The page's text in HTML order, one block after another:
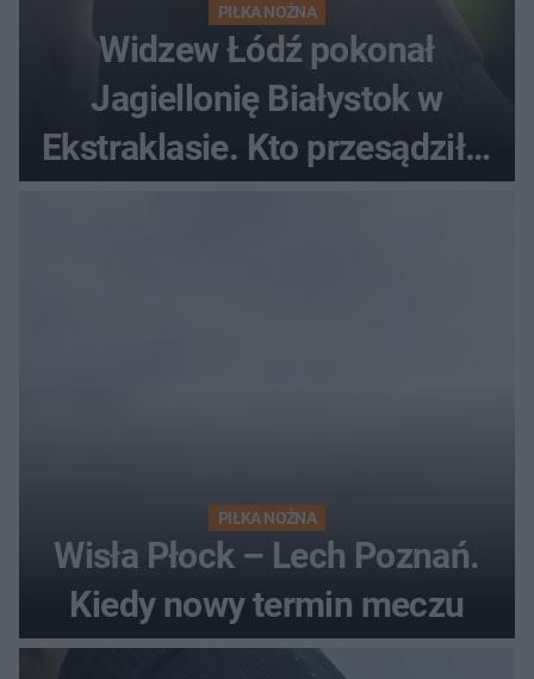
PIŁKA NOŻNA
Widzew Łódź pokonał
Jagiellonię Białystok w
Ekstraklasie. Kto przesądził o
losach meczu?
PIŁKA NOŻNA
Wisła Płock – Lech Poznań.
Kiedy nowy termin meczu